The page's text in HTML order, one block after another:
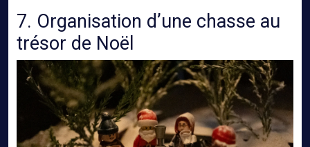
7. Organisation d’une chasse au
trésor de Noël